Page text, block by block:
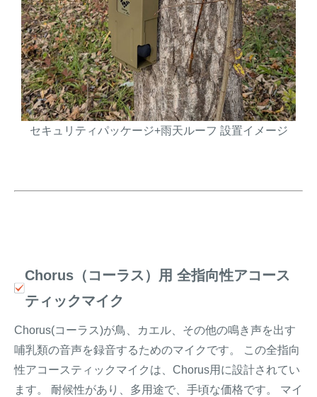
セキュリティパッケージ+雨天ルーフ 設置イメージ
Chorus（コーラス）用 全指向性アコース
ティックマイク
Chorus(コーラス)が鳥、カエル、その他の鳴き声を出す
哺乳類の音声を録音するためのマイクです。 この全指向
性アコースティックマイクは、Chorus用に設計されてい
ます。 耐候性があり、多用途で、手頃な価格です。 マイ